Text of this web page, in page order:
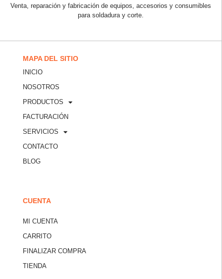
Venta, reparación y fabricación de equipos, accesorios y consumibles
para soldadura y corte.
MAPA DEL SITIO
INICIO
NOSOTROS
PRODUCTOS
FACTURACIÓN
SERVICIOS
CONTACTO
BLOG
CUENTA
MI CUENTA
CARRITO
FINALIZAR COMPRA
TIENDA